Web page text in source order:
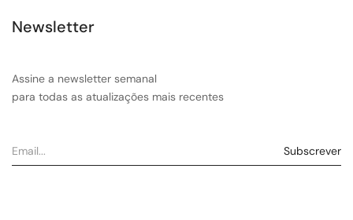
Newsletter
Assine a newsletter semanal
para todas as atualizações mais recentes